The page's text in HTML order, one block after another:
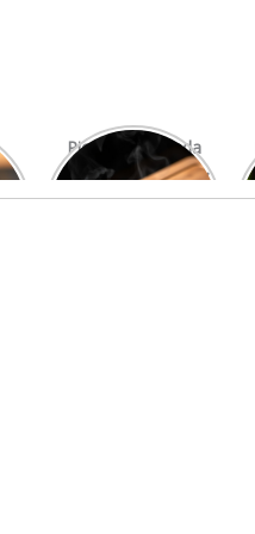
Picanha Grelhada
com Chimichurri